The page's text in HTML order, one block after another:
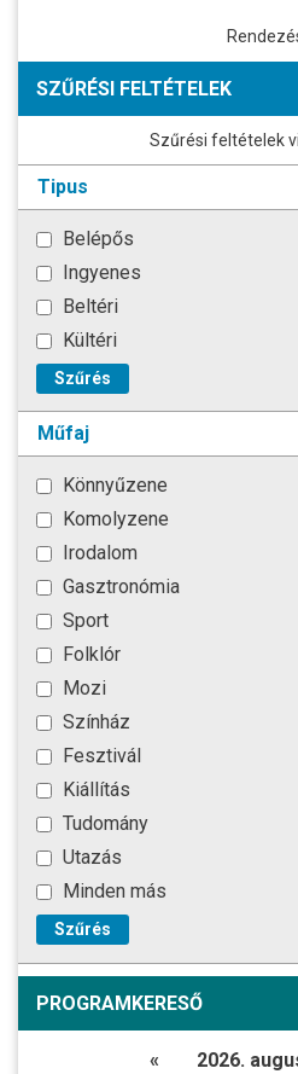
SZŰRÉSI FELTÉTELEK
Szűrési feltételek
Tipus
Belépős
Ingyenes
Beltéri
Kültéri
Szűrés
Műfaj
Könnyűzene
Komolyzene
Irodalom
Gasztronómia
Sport
Folklór
Mozi
Színház
Fesztivál
Kiállítás
Tudomány
Utazás
Minden más
Szűrés
PROGRAMKERESŐ
« 2026.